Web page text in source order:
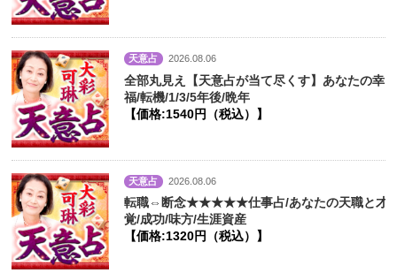
天意占 2026.08.06
全部丸見え【天意占が当て尽くす】あなたの幸
福/転機/1/3/5年後/晩年
【価格:1540円（税込）】
天意占 2026.08.06
転職⇔断念★★★★★仕事占/あなたの天職と才
覚/成功/味方/生涯資産
【価格:1320円（税込）】